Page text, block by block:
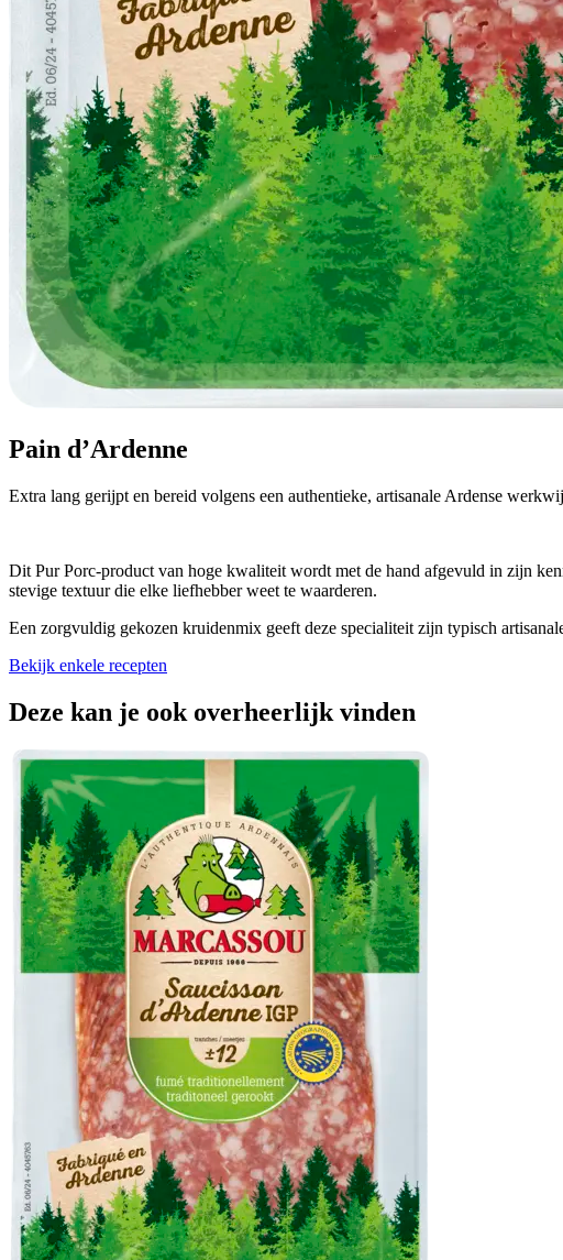
Pain d’Ardenne
Extra lang gerijpt en bereid volgens een authentieke, artisanale Ardense
Dit Pur Porc‑product van hoge kwaliteit wordt met de hand afgevuld in zijn
stevige textuur die elke liefhebber weet te waarderen.
Een zorgvuldig gekozen kruidenmix geeft deze specialiteit zijn typisch
Bekijk enkele recepten
Deze kan je ook overheerlijk vinden